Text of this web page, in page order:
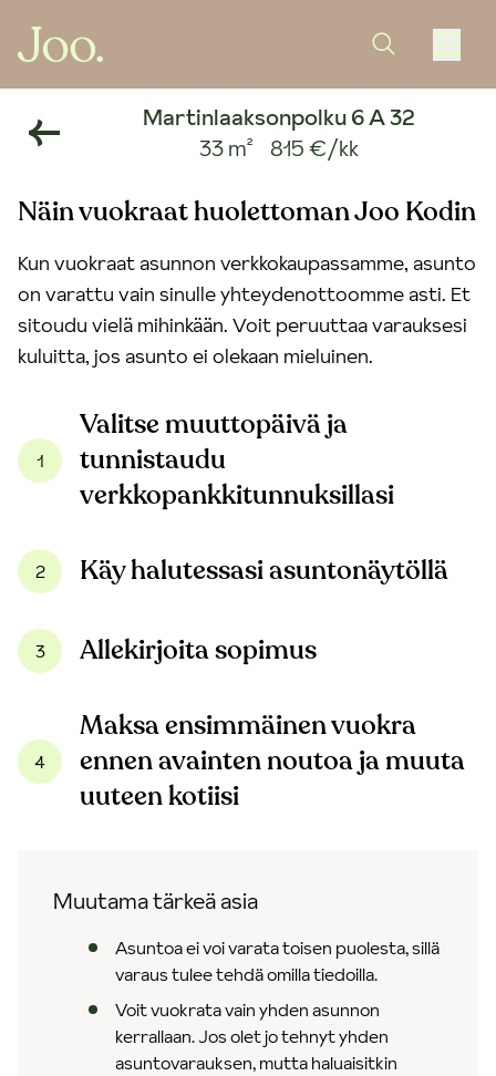
Martinlaaksonpolku 6 A 32
33 m² 815 €/kk
Näin vuokraat huolettoman Joo Kodin
Kun vuokraat asunnon verkkokaupassamme, asunto
on varattu vain sinulle yhteydenottoomme asti. Et
sitoudu vielä mihinkään. Voit peruuttaa varauksesi
kuluitta, jos asunto ei olekaan mieluinen.
1
Valitse muuttopäivä ja
tunnistaudu
verkkopankkitunnuksillasi
2 Käy halutessasi asuntonäytöllä
3 Allekirjoita sopimus
4
Maksa ensimmäinen vuokra
ennen avainten noutoa ja muuta
uuteen kotiisi
Muutama tärkeä asia
Asuntoa ei voi varata toisen puolesta, sillä
varaus tulee tehdä omilla tiedoilla.
Voit vuokrata vain yhden asunnon
kerrallaan. Jos olet jo tehnyt yhden
asuntovarauksen, mutta haluaisitkin